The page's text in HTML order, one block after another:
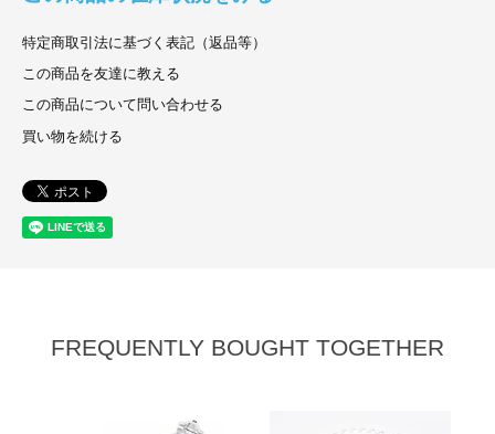
特定商取引法に基づく表記（返品等）
この商品を友達に教える
この商品について問い合わせる
買い物を続ける
FREQUENTLY BOUGHT TOGETHER